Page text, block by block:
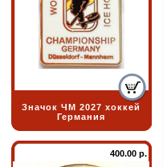
Значок ЧМ 2027 хоккей
Германия
400.00 р.